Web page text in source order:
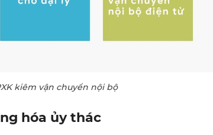
kiêm vận chuyển nội bộ
hóa ủy thác